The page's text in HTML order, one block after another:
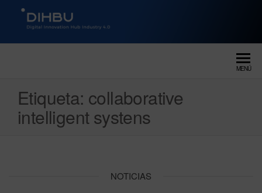
DIGITAL INNOVATION HUB
MENÚ
Etiqueta: collaborative
intelligent systens
NOTICIAS